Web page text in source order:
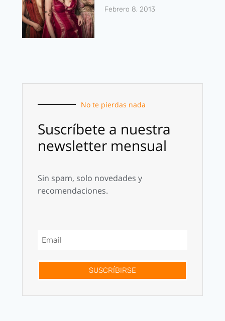
Febrero 8, 2013
No te pierdas nada
Suscríbete a nuestra
newsletter mensual
Sin spam, solo novedades y
recomendaciones.
SUSCRÍBIRSE